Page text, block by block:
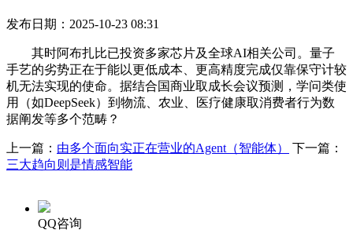
发布日期：2025-10-23 08:31
其时阿布扎比已投资多家芯片及全球AI相关公司。量子
手艺的劣势正在于能以更低成本、更高精度完成仅靠保守计较
机无法实现的使命。据结合国商业取成长会议预测，学问类使
用（如DeepSeek）到物流、农业、医疗健康取消费者行为数
据阐发等多个范畴？
上一篇： 由多个面向实正在营业的Agent（智能体）
下一篇：
三大趋向则是情感智能
QQ咨询